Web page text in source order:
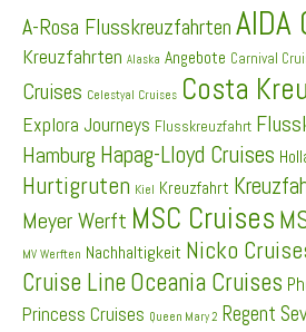
A-Rosa Flusskreuzfahrten
Kreuzfahrten Alaska Angebote Carnival
Cruises Celestyal Cruises Costa
Explora Journeys Flusskreuzfahrt
Hamburg Hapag-Lloyd Cruises
Hurtigruten Kiel Kreuzfahrt
Meyer Werft MSC Cruises
MV Werften Nachhaltigkeit Nicko
Cruise Line Oceania Cruises
Princess Cruises Queen Mary 2 Regent